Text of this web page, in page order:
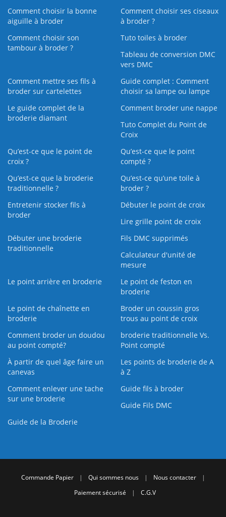
Comment choisir la bonne
aiguille à broder
Comment choisir ses ciseaux
à broder ?
Comment choisir son
tambour à broder ?
Tuto toiles à broder
Tableau de conversion DMC
vers DMC
Comment mettre ses fils à
broder sur cartelettes
Guide complet : Comment
choisir sa lampe ou lampe
Le guide complet de la
broderie diamant
Comment broder une nappe
Tuto Complet du Point de
Croix
Qu’est-ce que le point de
croix ?
Qu’est-ce que le point
compté ?
Qu’est-ce que la broderie
traditionnelle ?
Qu’est‑ce qu’une toile à
broder ?
Entretenir stocker fils à
broder
Débuter le point de croix
Lire grille point de croix
Débuter une broderie
traditionnelle
Fils DMC supprimés
Calculateur d'unité de
mesure
Le point arrière en broderie
Le point de feston en
broderie
Le point de chaînette en
broderie
Broder un coussin gros
trous au point de croix
Comment broder un doudou
au point compté?
broderie traditionnelle Vs.
Point compté
À partir de quel âge faire un
canevas
Les points de broderie de A
à Z
Comment enlever une tache
sur une broderie
Guide fils à broder
Guide Fils DMC
Guide de la Broderie
Commande Papier | Qui sommes nous | Nous contacter
|
Paiement sécurisé
| C.G.V